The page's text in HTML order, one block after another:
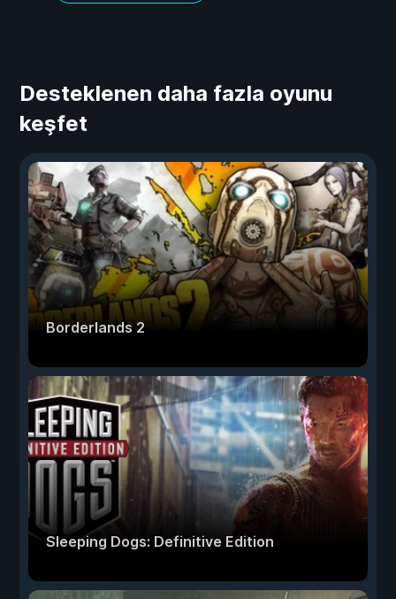
Desteklenen daha fazla oyunu
keşfet
Borderlands 2
Sleeping Dogs: Definitive Edition